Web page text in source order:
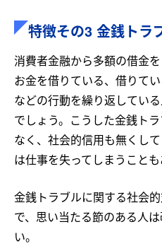
特徴その3 金銭トラ
消費者金融から多額の借金
お金を借りている、借りて
などの行動を繰り返してい
でしょう。こうした金銭ト
なく、社会的信用も無くし
は仕事を失ってしまうことも
金銭トラブルに関する社会
で、思い当たる節のある人
い。